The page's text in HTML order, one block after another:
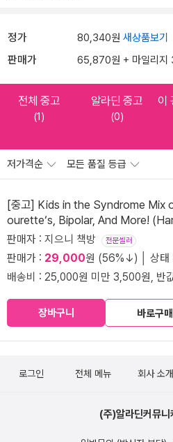
정가 80,340원 새상품보기
판매가 65,870원 + 마일리지
전체 중고
(1)
알라딘 중고
(0)
이
저가격순 모든 품질 등급
[중고] Kids in the Syndrome Mix
ourette‘s, Bipolar, And More!
판매자 : 지으니 책방 전문셀러
판매가 : 29,000원 (56%↓) │ 상태
배송비 : 25,000원 미만 3,500원, 반
장바구니 바로구매
로그인 전체 메뉴 회사 소개
(주)알라딘커뮤니